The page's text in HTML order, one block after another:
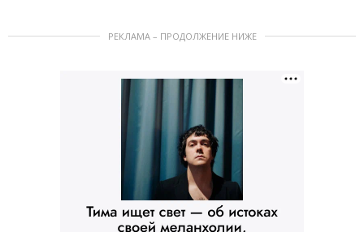
РЕКЛАМА – ПРОДОЛЖЕНИЕ НИЖЕ